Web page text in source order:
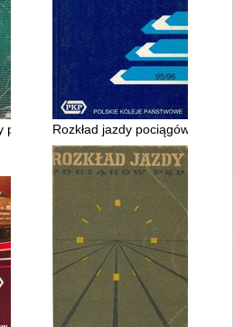
pociągów PKP ważny 1.VI.1986 -
Rozkład jazdy pociągów